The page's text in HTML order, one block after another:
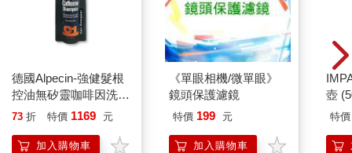
德國Alpecin-強健髮根
控油無矽靈咖啡因洗髮
凝露375ml/瓶-C1強健
調理頭皮洗髮液/0矽靈
73 折 特價 1169 元
加入購物車
《單眼相機/微單眼》
鏡頭保護濾鏡
特價 199 元
加入購物車
壺
特價